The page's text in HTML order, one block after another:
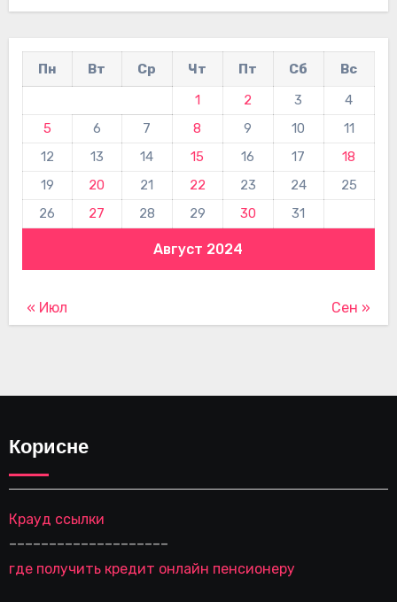
Август 2024
Пн Вт Ср Чт Пт Сб
Вс
1
2 3
4
5
6 7 8 9 10
11
12
13 14 15 16 17
18
19
20 21 22 23 24
25
26
27 28 29 30 31
« Июл Сен »
Корисне
Крауд ссылки
––––––––––––––––––––
где получить кредит онлайн пенсионеру